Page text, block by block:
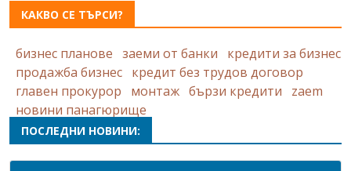
КАКВО СЕ ТЪРСИ?
бизнес планове заеми от банки
кредити за бизнес
продажба бизнес кредит без трудов договор
главен прокурор
монтаж бързи кредити
zaem
новини панагюрище
ПОСЛЕДНИ НОВИНИ: